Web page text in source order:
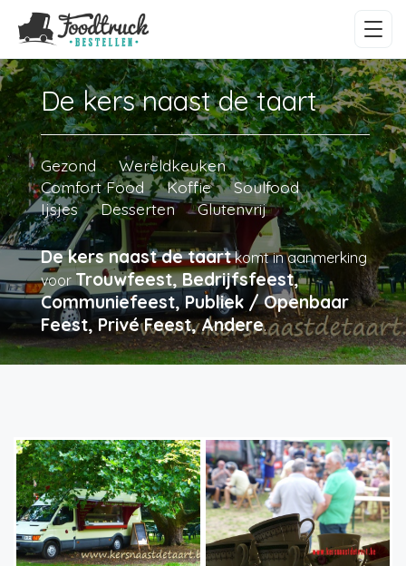
De kers naast de taart
Gezond
Wereldkeuken
Comfort Food
Koffie
Soulfood
Ijsjes
Desserten Glutenvrij
De kers naast de taartkomt in aanmerking
voorTrouwfeest, Bedrijfsfeest,
Communiefeest, Publiek / Openbaar
Feest, Privé Feest, Andere.